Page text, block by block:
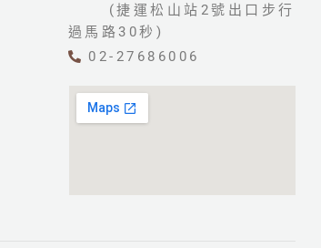
(捷運松山站2號出口步行
過馬路30秒)
02-27686006